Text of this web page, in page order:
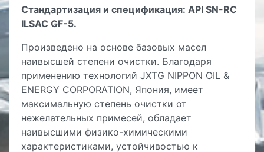
Стандартизация и спецификация: API SN-RC
ILSAC GF-5.
Произведено на основе базовых масел
наивысшей степени очистки. Благодаря
применению технологий JXTG NIPPON OIL &
ENERGY CORPORATION, Япония, имеет
максимальную степень очистки от
нежелательных примесей, обладает
наивысшими физико-химическими
характеристиками, устойчивостью к